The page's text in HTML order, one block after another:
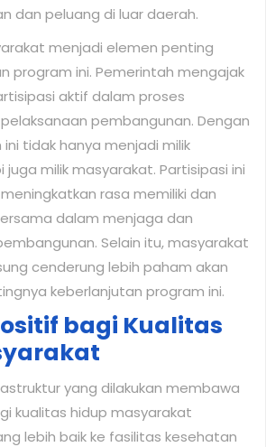
dan peluang di luar daerah.
menjadi elemen penting
program ini. Pemerintah mengajak
aktif dalam proses
pembangunan. Dengan
tidak hanya menjadi milik
milik masyarakat. Partisipasi ini
rasa memiliki dan
dalam menjaga dan
Selain itu, masyarakat
cenderung lebih paham akan
keberlanjutan program ini.
bagi Kualitas
yang dilakukan membawa
kualitas hidup masyarakat
lebih baik ke fasilitas kesehatan